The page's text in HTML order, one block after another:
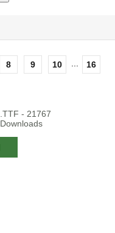
8 9 10 16
.TTF - 21767
Downloads